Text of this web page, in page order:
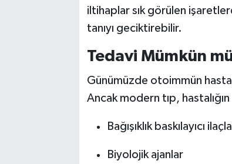
iltihaplar sık görülen
tanıyı geciktirebilir.
Tedavi Mümkün
Günümüzde otoimmün
Ancak modern tıp,
Bağışıklık baskılayıcı
Biyolojik ajanlar